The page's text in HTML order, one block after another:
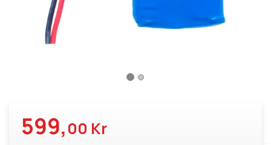
599,00 Kr